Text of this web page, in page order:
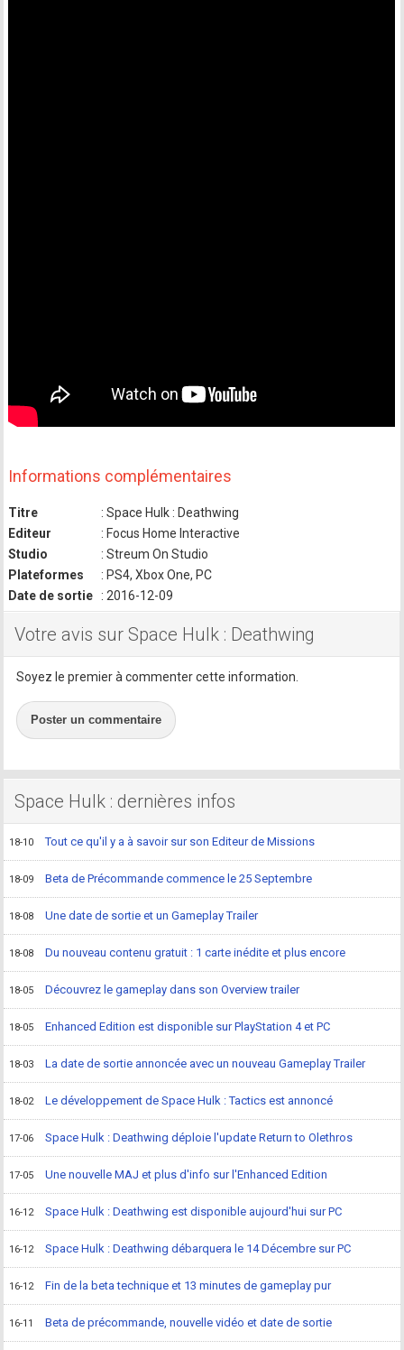
Informations complémentaires
Titre
: Space Hulk : Deathwing
Editeur
: Focus Home Interactive
Studio
: Streum On Studio
Plateformes
: PS4, Xbox One, PC
Date de sortie
: 2016-12-09
Votre avis sur Space Hulk : Deathwing
Soyez le premier à commenter cette information.
Poster un commentaire
Space Hulk : dernières infos
18-10 Tout ce qu'il y a à savoir sur son Editeur de Missions
18-09 Beta de Précommande commence le 25 Septembre
18-08 Une date de sortie et un Gameplay Trailer
18-08 Du nouveau contenu gratuit : 1 carte inédite et plus encore
18-05 Découvrez le gameplay dans son Overview trailer
18-05 Enhanced Edition est disponible sur PlayStation 4 et PC
18-03 La date de sortie annoncée avec un nouveau Gameplay Trailer
18-02 Le développement de Space Hulk : Tactics est annoncé
17-06 Space Hulk : Deathwing déploie l'update Return to Olethros
17-05 Une nouvelle MAJ et plus d'info sur l'Enhanced Edition
16-12 Space Hulk : Deathwing est disponible aujourd'hui sur PC
16-12 Space Hulk : Deathwing débarquera le 14 Décembre sur PC
16-12 Fin de la beta technique et 13 minutes de gameplay pur
16-11 Beta de précommande, nouvelle vidéo et date de sortie